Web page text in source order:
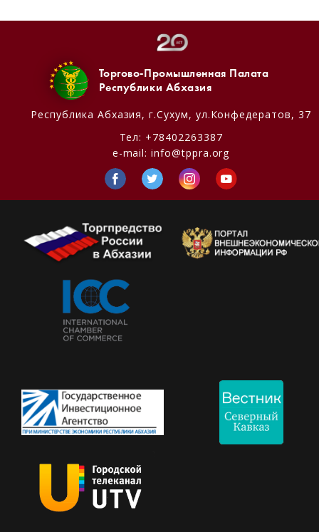
Торгово-Промышленная Палата
Республики Абхазия
Республика Абхазия, г.Сухум, ул.Конфедератов, 37
Тел: +78402263387
e-mail:info@tppra.org